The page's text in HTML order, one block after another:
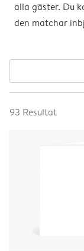
alla gäster. Du
den matchar
93 Resultat